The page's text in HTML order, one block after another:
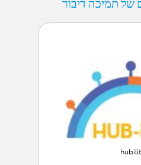
של תמיכה דיבור